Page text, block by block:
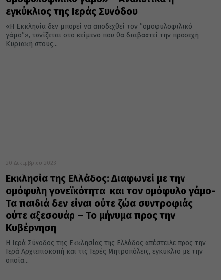
εγκύκλιος της Ιεράς Συνόδου
«Η Εκκλησία δεν μπορεί να αποδεχθεί τον ”ομοφυλοφιλικό
γάμο”», τονίζεται στο κείμενο που θα διαβαστεί την προσεχή
Κυριακή στους...
20 Δεκεμβρίου 2023
Εκκλησία της Ελλάδος: Διαφωνεί με την
ομόφυλη γονεϊκότητα και τον ομόφυλο γάμο-
Τα παιδιά δεν είναι ούτε ζώα συντροφιάς
ούτε αξεσουάρ – Το μήνυμα προς την
Κυβέρνηση
Η Ιερά Σύνοδος της Εκκλησίας της Ελλάδος απέστειλε προς την
Ιερά Αρχιεπισκοπή και τις Ιερές Μητροπόλεις, εγκύκλιο με την
οποία...